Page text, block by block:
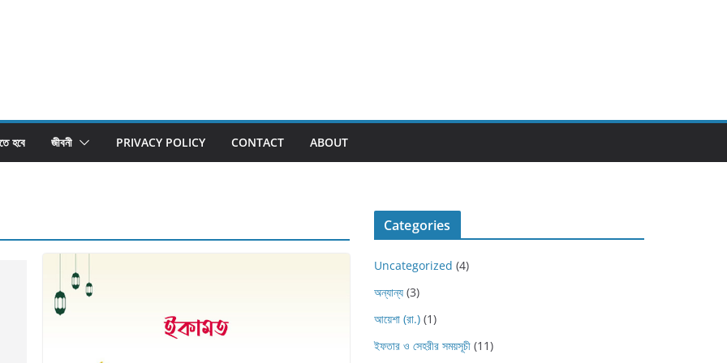
হবে জীবনী PRIVACY POLICY CONTACT ABOUT
Categories
Uncategorized (4)
অন্যান্য (3)
আয়েশা (রা.) (1)
ইফতার ও সেহরীর সময়সূচী (11)